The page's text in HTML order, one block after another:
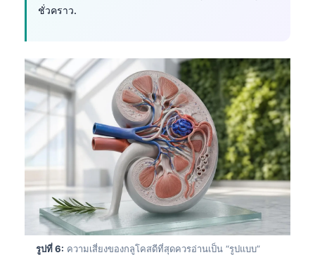
ชั่วคราว.
รูปที่ 6: ความเสี่ยงของกลูโคสดีที่สุดควรอ่านเป็น “รูปแบบ”
বাংলা
اردو
मराठी
ಕನ್ನಡ
മലയാളം
Tagalog